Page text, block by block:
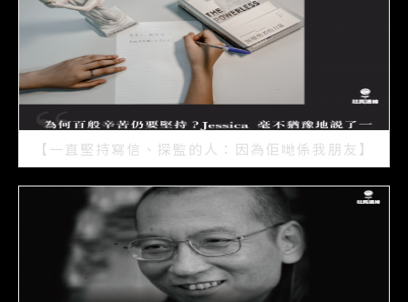
【一直堅持寫信、探監的人：因為佢哋係我朋友】
2021/07/15